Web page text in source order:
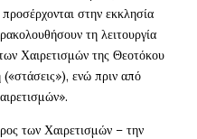
στην εκκλησία
τη λειτουργία
Χαιρετισμών της Θεοτόκου
(«στάσεις»), ενώ πριν από
των Χαιρετισμών – την